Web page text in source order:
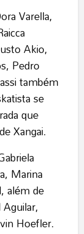
Varella,
Akio,
Pedro
também
se
que
Xangai.
Marina
além de
Hoefler.